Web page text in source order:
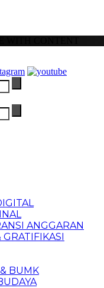
ANGGARAN
GRATIFIKASI
BUMK